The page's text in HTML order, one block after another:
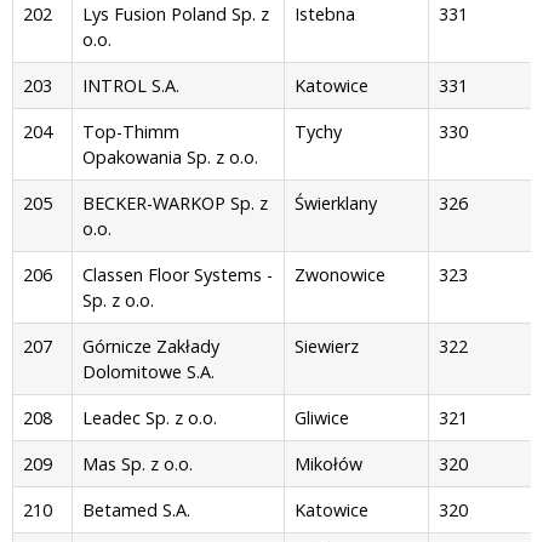
202
Lys Fusion Poland Sp. z
o.o.
Istebna 331
203 INTROL S.A. Katowice
331
204
Top-Thimm
Opakowania Sp. z o.o.
Tychy 330
205
BECKER-WARKOP Sp. z
o.o.
Świerklany 326
206
Classen Floor Systems -
Sp. z o.o.
Zwonowice 323
207
Górnicze Zakłady
Dolomitowe S.A.
Siewierz 322
208 Leadec Sp. z o.o. Gliwice
321
209
Mas Sp. z o.o. Mikołów
320
210
Betamed S.A. Katowice
320